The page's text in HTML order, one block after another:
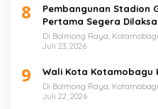
8
Pembangunan Stadion
Pertama Segera
Di Bolmong Raya,
Juli 23, 2026
9 Wali Kota Kotamobagu
Di Bolmong Raya,
Juli 22, 2026